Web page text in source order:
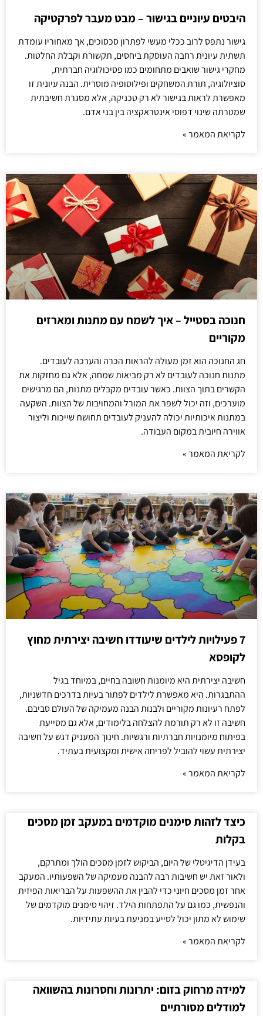
היבטים עיוניים בגישור – מבט מעבר לפרקטיקה
גישור נתפס לרוב ככלי מעשי לפתרון סכסוכים, אך מאחוריו עומדת
תשתית עיונית רחבה העוסקת ביחסים, תקשורת וקבלת החלטות.
מחקרי גישור שואבים מתחומים כמו פסיכולוגיה חברתית,
סוציולוגיה, תורת המשחקים ופילוסופיה מוסרית. הבנה עיונית זו
מאפשרת לראות בגישור לא רק טכניקה, אלא מסגרת חשיבתית
שמטרתה שינוי דפוסי אינטראקציה בין בני אדם.
לקריאת המאמר »
חנוכה בסטייל – איך לשמח עם מתנות ומארזים
מקוריים
חג החנוכה הוא זמן מעולה להראות הכרה והערכה לעובדים.
מתנות חנוכה לעובדים לא רק מביאות שמחה, אלא גם מחזקות את
הקשרים בתוך הצוות. כאשר עובדים מקבלים מתנות, הם מרגישים
מוערכים, וזה יכול לשפר את המורל והמחויבות של הצוות. השקעה
במתנות איכותיות יכולה להעניק לעובדים תחושת שייכות וליצור
אווירה חיובית במקום העבודה.
לקריאת המאמר »
7 פעילויות לילדים שיעודדו חשיבה יצירתית מחוץ
לקופסא
חשיבה יצירתית היא מיומנות חשובה בחיים, במיוחד בגיל
ההתבגרות. היא מאפשרת לילדים לפתור בעיות בדרכים חדשניות,
לפתח רעיונות מקוריים ולבנות הבנה מעמיקה של העולם סביבם.
חשיבה זו לא רק תורמת להצלחה בלימודים, אלא גם מסייעת
בפיתוח מיומנויות חברתיות ורגשיות. חינוך המעניק דגש על חשיבה
יצירתית עשוי להוביל לפריחה אישית ומקצועית בעתיד.
לקריאת המאמר »
כיצד לזהות סימנים מוקדמים במעקב זמן מסכים
בקלות
בעידן הדיגיטלי של היום, הביקוש לזמן מסכים הולך ומתרקם,
ולאור זאת יש חשיבות רבה להבנה מעמיקה של השפעותיו. המעקב
אחר זמן מסכים חיוני כדי להבין את ההשפעות על הבריאות הפיזית
והנפשית, כמו גם על התפתחות הילד. זיהוי סימנים מוקדמים של
שימוש לא מתון יכול לסייע במניעת בעיות עתידיות.
לקריאת המאמר »
למידה מרחוק בזום: יתרונות וחסרונות בהשוואה
למודלים מסורתיים